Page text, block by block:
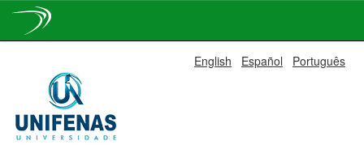
navigation
English Español Português